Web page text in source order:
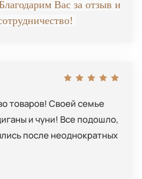
Вас за отзыв и
товаров! Своей семье
и чуни! Все подошло,
после неоднократных